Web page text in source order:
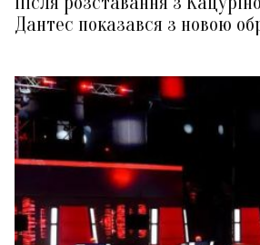
Дантес показався з новою